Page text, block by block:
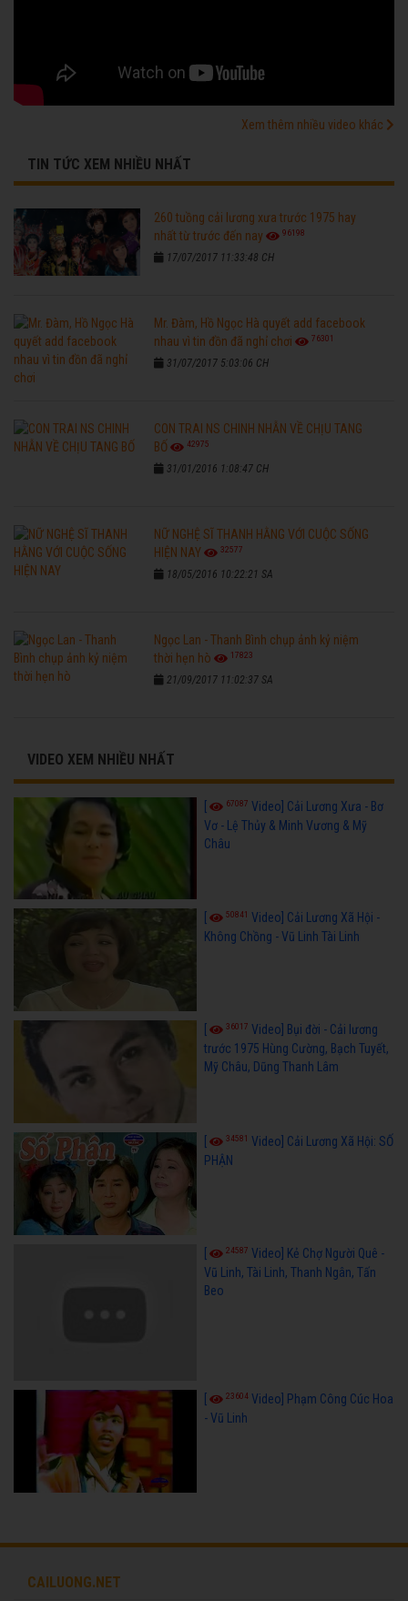
Xem thêm nhiều video khác
TIN TỨC XEM NHIỀU NHẤT
260 tuồng cải lương xưa trước 1975 hay
nhất từ trước đến nay
96198
17/07/2017 11:33:48 CH
Mr. Đàm, Hồ Ngọc Hà quyết add facebook
nhau vì tin đồn đã nghỉ chơi
76301
31/07/2017 5:03:06 CH
CON TRAI NS CHINH NHẪN VỀ CHỊU TANG
BỐ
42975
31/01/2016 1:08:47 CH
NỮ NGHỆ SĨ THANH HẰNG VỚI CUỘC SỐNG
HIỆN NAY
32577
18/05/2016 10:22:21 SA
Ngọc Lan - Thanh Bình chụp ảnh kỷ niệm
thời hẹn hò
17823
21/09/2017 11:02:37 SA
VIDEO XEM NHIỀU NHẤT
[ 67087 Video] Cải Lương Xưa - Bơ
Vơ - Lệ Thủy & Minh Vương & Mỹ
Châu
50841
Video] Cải Lương Xã Hội -
Không Chồng - Vũ Linh Tài Linh
36017 Video] Bụi đời - Cải lương
trước 1975 Hùng Cường, Bạch Tuyết,
Mỹ Châu, Dũng Thanh Lâm
34581 Video] Cải Lương Xã Hội: SỐ
PHẬN
24587 Video] Kẻ Chợ Người Quê -
Vũ Linh, Tài Linh, Thanh Ngân, Tấn
Beo
23604 Video] Phạm Công Cúc Hoa
- Vũ Linh
CAILUONG.NET